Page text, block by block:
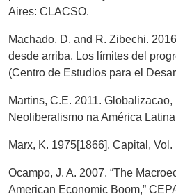
Aires: CLACSO.
Machado, D. and R. Zibechi.
desde arriba. Los límites del
(Centro de Estudios para el
Martins, C.E. 2011.
Neoliberalismo na América
Marx, K. 1975[1866]. Capital,
Ocampo, J. A. 2007. “The
American Economic Boom,”